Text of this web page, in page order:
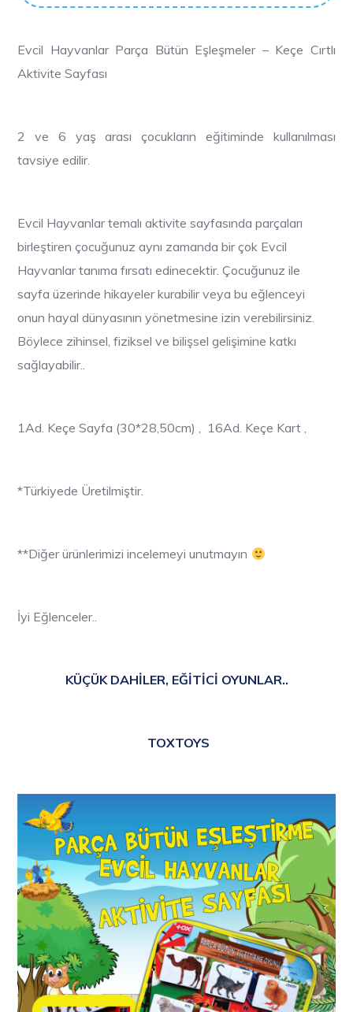
Evcil Hayvanlar Parça Bütün Eşleşmeler – Keçe Cırtlı
Aktivite Sayfası
2 ve 6 yaş arası çocukların eğitiminde kullanılması
tavsiye edilir.
Evcil Hayvanlar temalı aktivite sayfasında parçaları
birleştiren çocuğunuz aynı zamanda bir çok Evcil
Hayvanlar tanıma fırsatı edinecektir. Çocuğunuz ile
sayfa üzerinde hikayeler kurabilir veya bu eğlenceyi
onun hayal dünyasının yönetmesine izin verebilirsiniz.
Böylece zihinsel, fiziksel ve bilişsel gelişimine katkı
sağlayabilir..
1Ad. Keçe Sayfa (30*28,50cm) , 16Ad. Keçe Kart ,
*Türkiyede Üretilmiştir.
**Diğer ürünlerimizi incelemeyi unutmayın
İyi Eğlenceler..
KÜÇÜK DAHİLER, EĞİTİCİ OYUNLAR..
TOXTOYS